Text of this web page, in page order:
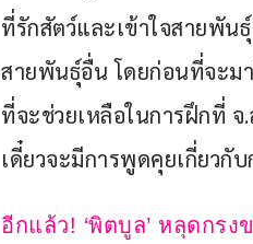
ที่รักสัตว์และเข้าใจสายพั
สายพันธุ์อื่น โดยก่อนที่จะม
ที่จะช่วยเหลือในการฝึกที่
เดี๋ยวจะมีการพูดคุยเกี่ยวกั
อีกแล้ว! ‘พิตบูล’ หลุดกร